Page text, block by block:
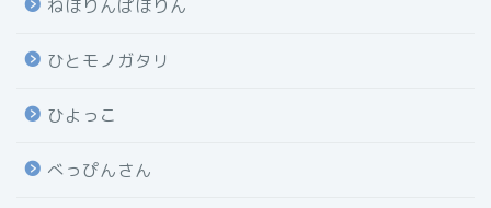
ねほりんぱほりん
ひとモノガタリ
ひよっこ
べっぴんさん